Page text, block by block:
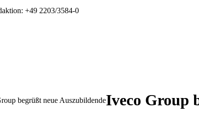
+49 2203/3584-0
begrüßt neue AuszubildendeIveco Group